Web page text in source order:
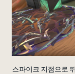
스파이크 지점으로